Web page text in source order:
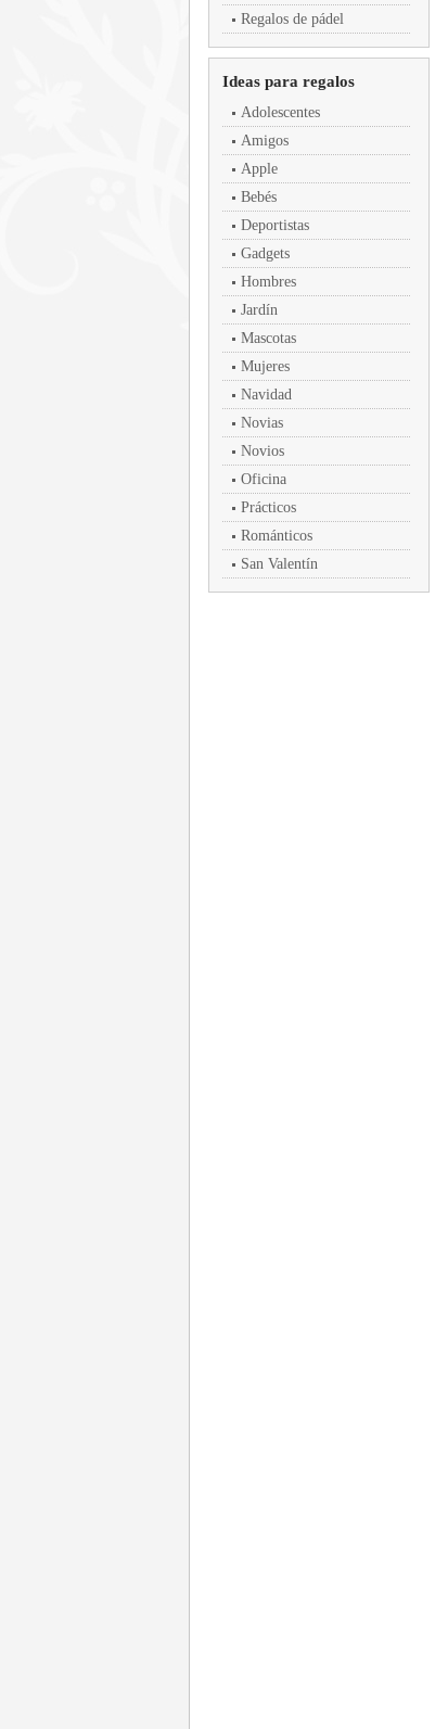
Regalos de pádel
Ideas para regalos
Adolescentes
Amigos
Apple
Bebés
Deportistas
Gadgets
Hombres
Jardín
Mascotas
Mujeres
Navidad
Novias
Novios
Oficina
Prácticos
Románticos
San Valentín